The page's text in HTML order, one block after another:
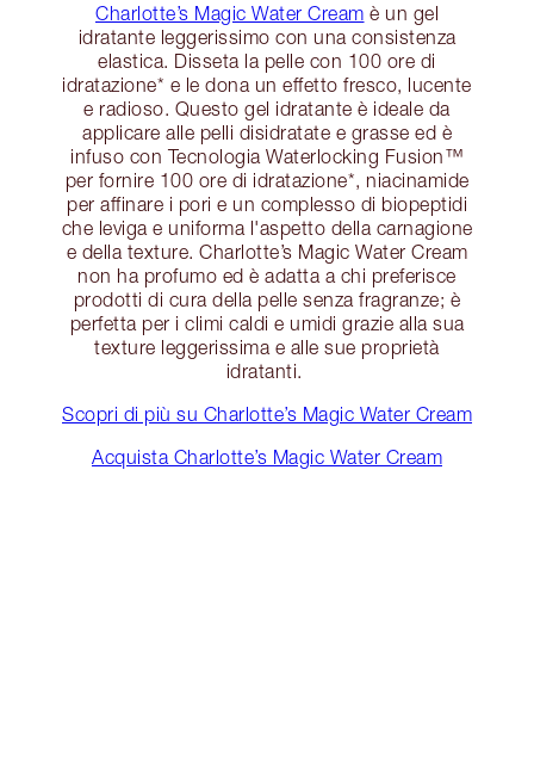
Charlotte’s Magic Water Cream è un gel
idratante leggerissimo con una consistenza
elastica. Disseta la pelle con 100 ore di
idratazione* e le dona un effetto fresco, lucente
e radioso. Questo gel idratante è ideale da
applicare alle pelli disidratate e grasse ed è
infuso con Tecnologia Waterlocking Fusion™
per fornire 100 ore di idratazione*, niacinamide
per affinare i pori e un complesso di biopeptidi
che leviga e uniforma l'aspetto della carnagione
e della texture. Charlotte’s Magic Water Cream
non ha profumo ed è adatta a chi preferisce
prodotti di cura della pelle senza fragranze; è
perfetta per i climi caldi e umidi grazie alla sua
texture leggerissima e alle sue proprietà
idratanti.
Scopri di più su Charlotte’s Magic Water Cream
Acquista Charlotte’s Magic Water Cream